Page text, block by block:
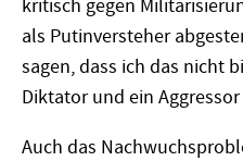
kritisch gegen
als Putinversteher
sagen, dass ich das nicht
Diktator und ein
Auch das